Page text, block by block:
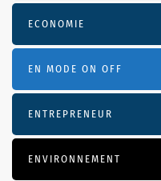
ECONOMIE
EN MODE ON OFF
ENTREPRENEUR
ENVIRONNEMENT